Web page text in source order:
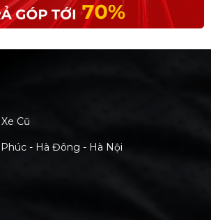
Cũ
- Hà Đông - Hà Nội